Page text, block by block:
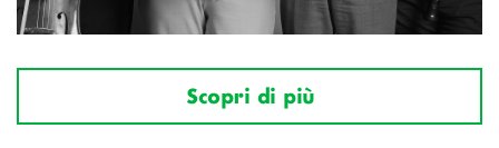
Scopri di più